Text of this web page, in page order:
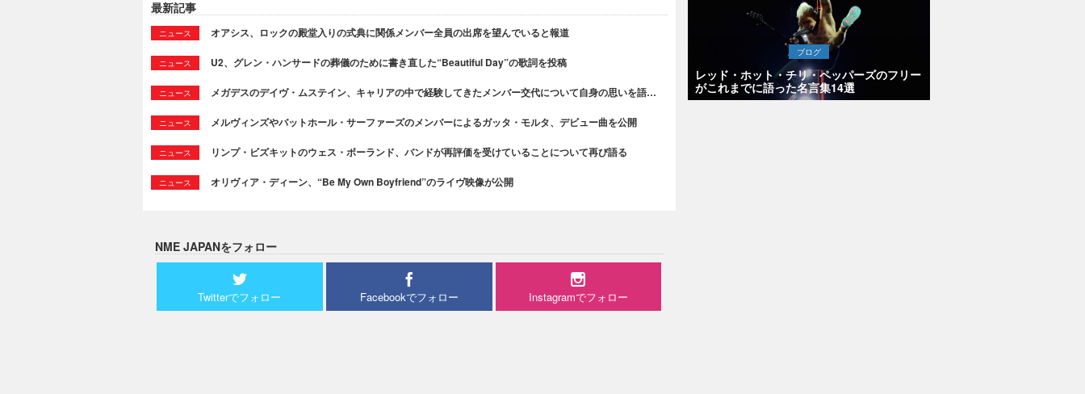
最新記事
ニュース オアシス、ロックの殿堂入りの式典に関係メンバー全員の出席を望んでいると報道
ニュース U2、グレン・ハンサードの葬儀のために書き直した“Beautiful Day”の歌詞を投稿
ニュース メガデスのデイヴ・ムステイン、キャリアの中で経験してきたメンバー交代について自身の思いを語…
ニュース メルヴィンズやバットホール・サーファーズのメンバーによるガッタ・モルタ、デビュー曲を公開
ニュース リンプ・ビズキットのウェス・ボーランド、バンドが再評価を受けていることについて再び語る
ニュース オリヴィア・ディーン、“Be My Own Boyfriend”のライヴ映像が公開
NME JAPANをフォロー
Twitterでフォロー Facebookでフォロー Instagramでフォロー
ブログ
レッド・ホット・チリ・ペッパーズのフリー
がこれまでに語った名言集14選